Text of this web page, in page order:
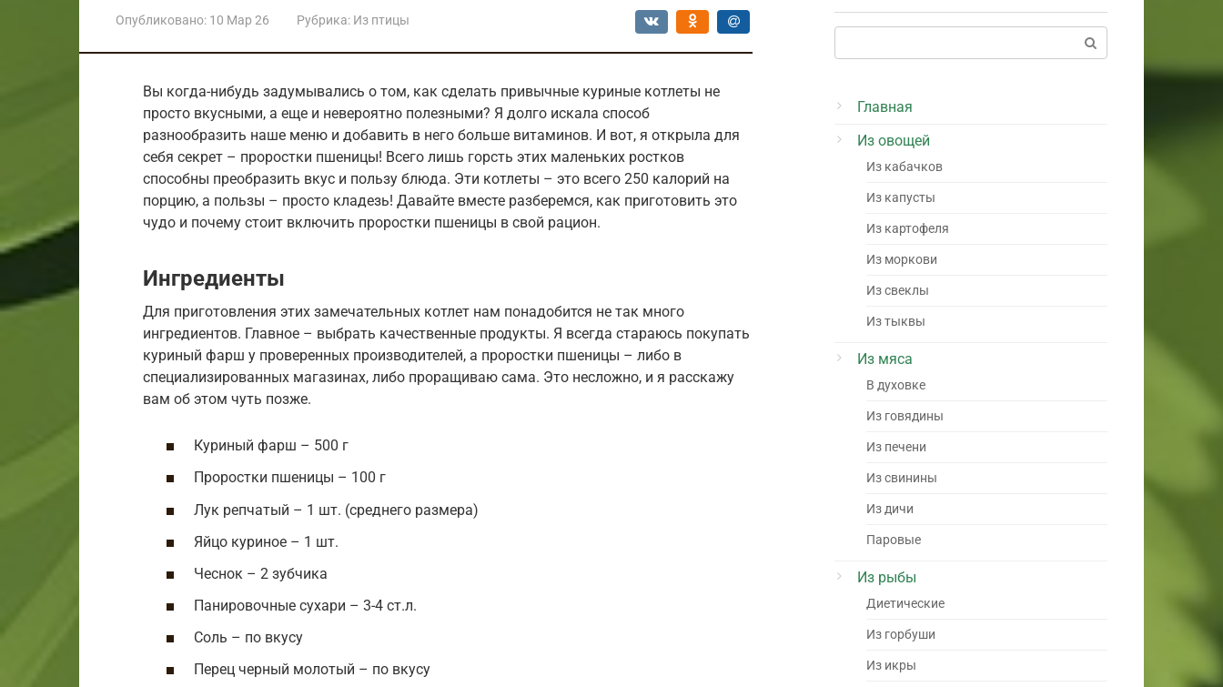
Опубликовано: 10 Мар 26 Рубрика: Из птицы
Вы когда-нибудь задумывались о том, как сделать привычные куриные котлеты не
просто вкусными, а еще и невероятно полезными? Я долго искала способ
разнообразить наше меню и добавить в него больше витаминов. И вот, я открыла для
себя секрет – проростки пшеницы! Всего лишь горсть этих маленьких ростков
способны преобразить вкус и пользу блюда. Эти котлеты – это всего 250 калорий на
порцию, а пользы – просто кладезь! Давайте вместе разберемся, как приготовить это
чудо и почему стоит включить проростки пшеницы в свой рацион.
Ингредиенты
Для приготовления этих замечательных котлет нам понадобится не так много
ингредиентов. Главное – выбрать качественные продукты. Я всегда стараюсь покупать
куриный фарш у проверенных производителей, а проростки пшеницы – либо в
специализированных магазинах, либо проращиваю сама. Это несложно, и я расскажу
вам об этом чуть позже.
Куриный фарш – 500 г
Проростки пшеницы – 100 г
Лук репчатый – 1 шт. (среднего размера)
Яйцо куриное – 1 шт.
Чеснок – 2 зубчика
Панировочные сухари – 3-4 ст.л.
Соль – по вкусу
Перец черный молотый – по вкусу
Главная
Из овощей
Из кабачков
Из капусты
Из картофеля
Из моркови
Из свеклы
Из тыквы
Из мяса
В духовке
Из говядины
Из печени
Из свинины
Из дичи
Паровые
Из рыбы
Диетические
Из горбуши
Из икры